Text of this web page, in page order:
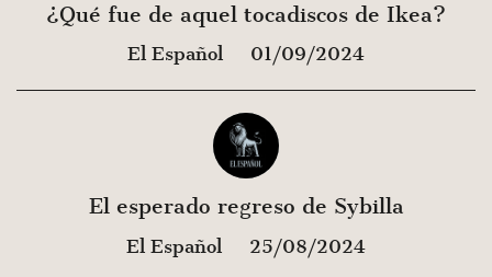
¿Qué fue de aquel tocadiscos de Ikea?
El Español 01/09/2024
El esperado regreso de Sybilla
El Español 25/08/2024